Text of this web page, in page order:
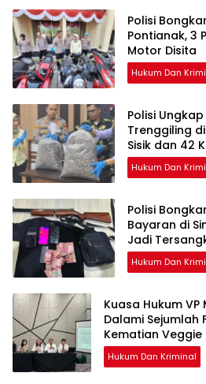
Polisi
Pontianak, 3
Motor Disita
Hukum Dan
Polisi
Trenggiling
Sisik dan 42
Hukum Dan
Polisi
Bayaran di
Jadi
Hukum Dan
Kuasa Hukum
Dalami Sejumlah
Kematian Veggie
Hukum Dan Kriminal